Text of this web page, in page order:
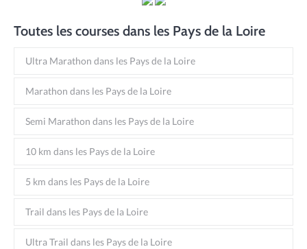
Toutes les courses dans les Pays de la Loire
Ultra Marathon dans les Pays de la Loire
Marathon dans les Pays de la Loire
Semi Marathon dans les Pays de la Loire
10 km dans les Pays de la Loire
5 km dans les Pays de la Loire
Trail dans les Pays de la Loire
Ultra Trail dans les Pays de la Loire